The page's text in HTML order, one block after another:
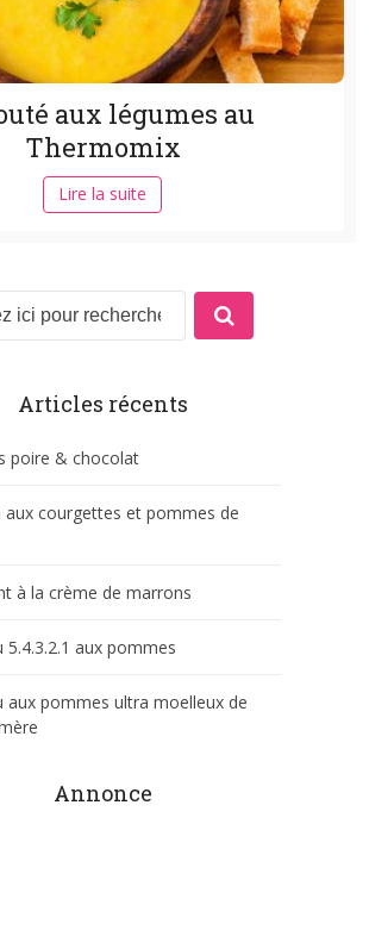
aux légumes au
Thermomix
Lire la suite
Articles récents
poire & chocolat
aux courgettes et pommes de
à la crème de marrons
5.4.3.2.1 aux pommes
aux pommes ultra moelleux de
Annonce